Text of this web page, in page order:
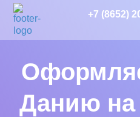
+7 (8652)
Данию на